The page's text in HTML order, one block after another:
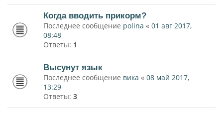
Когда вводить прикорм?
Последнее сообщение polina « 01 авг 2017,
08:48
Ответы: 1
Высунут язык
Последнее сообщение вика « 08 май 2017,
13:29
Ответы: 3